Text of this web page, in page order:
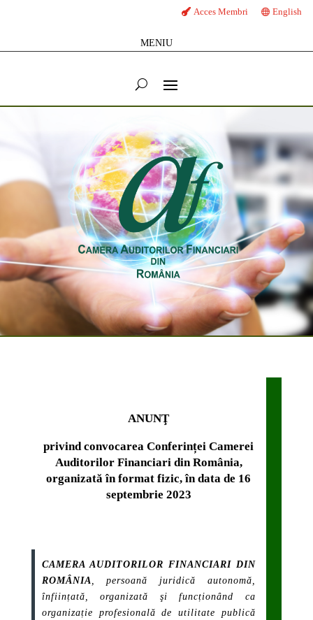
Acces Membri English
MENIU
ANUNŢ
privind convocarea Conferinței Camerei
Auditorilor Financiari din România,
organizată în format fizic, în data de 16
septembrie 2023
CAMERA AUDITORILOR FINANCIARI DIN
ROMÂNIA
, persoană juridică autonomă,
înființată, organizată şi funcționând ca
organizație profesională de utilitate publică